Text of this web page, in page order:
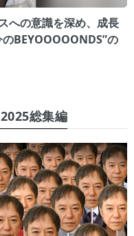
への意識を深め、成長
BEYOOOOONDS”の
総集編